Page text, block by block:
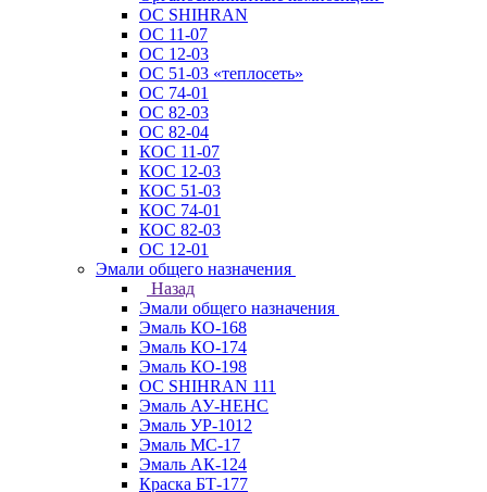
ОС SHIHRAN
ОС 11-07
ОС 12-03
ОС 51-03 «теплосеть»
ОС 74-01
ОС 82-03
ОС 82-04
КОС 11-07
КОС 12-03
КОС 51-03
КОС 74-01
КОС 82-03
ОС 12-01
Эмали общего назначения
Назад
Эмали общего назначения
Эмаль КО-168
Эмаль КО-174
Эмаль КО-198
ОС SHIHRAN 111
Эмаль АУ-НЕНС
Эмаль УР-1012
Эмаль МС-17
Эмаль АК-124
Краска БТ-177